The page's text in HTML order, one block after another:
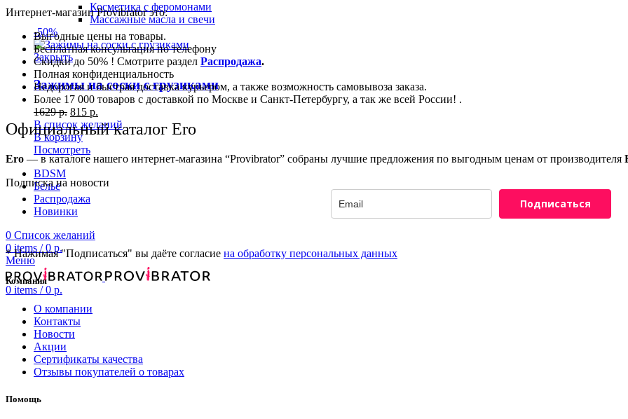
Косметика с феромонами
Массажные масла и свечи
-50%
Закрыть
Зажимы на соски с грузиками
1629р. 815 р.
В список желаний
В корзину
Посмотреть
BDSM
Белье
Распродажа
Новинки
0 Список желаний
0 items / 0 р.
Меню
0 items / 0 р.
Интернет-магазин Provibrator это:
Выгодные цены на товары.
Бесплатная консультация по телефону
Скидки до 50% ! Смотрите раздел Распродажа.
Полная конфиденциальность
Недорогая и быстрая доставка курьером, а также возможность самовывоза заказа.
Более 17 000 товаров с доставкой по Москве и Санкт-Петербургу, а так же всей России! .
Официальный каталог Ero
Ero — в каталоге нашего интернет-магазина “Provibrator” собраны лучшие предложения по выгодным ценам от производителя
Подписка на новости
Подписаться
* Нажимая "Подписаться" вы даёте согласие на обработку персональных данных
Компания
О компании
Контакты
Новости
Акции
Сертификаты качества
Отзывы покупателей о товарах
Помощь